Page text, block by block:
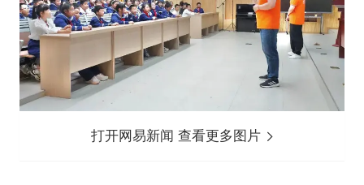
打开网易新闻 查看更多图片